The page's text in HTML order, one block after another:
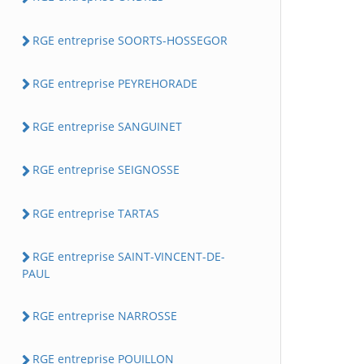
RGE entreprise SOORTS-HOSSEGOR
RGE entreprise PEYREHORADE
RGE entreprise SANGUINET
RGE entreprise SEIGNOSSE
RGE entreprise TARTAS
RGE entreprise SAINT-VINCENT-DE-
PAUL
RGE entreprise NARROSSE
RGE entreprise POUILLON